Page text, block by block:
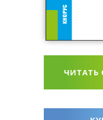
ЧИТАТЬ